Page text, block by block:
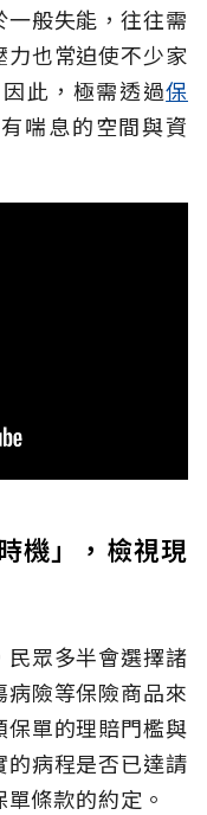
般失能，往往需
也常迫使不少家
因此，極需透過保
喘息的空間與資
機」，檢視現
眾多半會選擇諸
險等保險商品來
單的理賠門檻與
病程是否已達請
條款的約定。